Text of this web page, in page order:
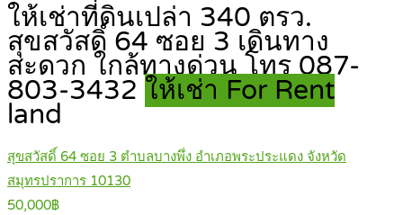
ให้เช่าที่ดินเปล่า 340 ตรว.
สุขสวัสดิ์ 64 ซอย 3 เดินทาง
สะดวก ใกล้ทางด่วน โทร 087-
803-3432 ให้เช่า For Rent
land
สุขสวัสดิ์ 64 ซอย 3 ตำบลบางพึ่ง อำเภอพระประแดง จังหวัด
สมุทรปราการ 10130
50,000฿